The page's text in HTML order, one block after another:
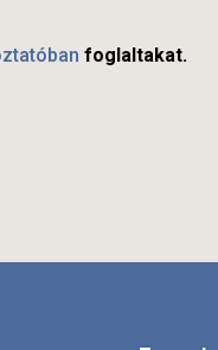
foglaltakat.